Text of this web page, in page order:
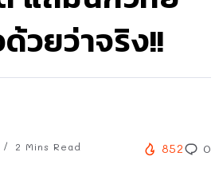
วยว่าจริง!!
2 Mins Read 852 0